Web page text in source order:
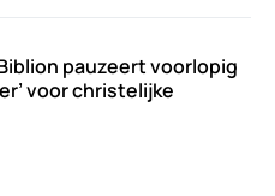
pauzeert voorlopig
voor christelijke